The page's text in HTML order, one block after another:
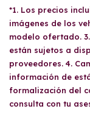
año en
titular, acta
constitución
viabilidad
conducir
cuanto a
se
contrato
sorpresas.
*1. Los precios
imágenes de los
modelo ofertado.
están sujetos a
proveedores. 4.
información de
formalización del
consulta con tu